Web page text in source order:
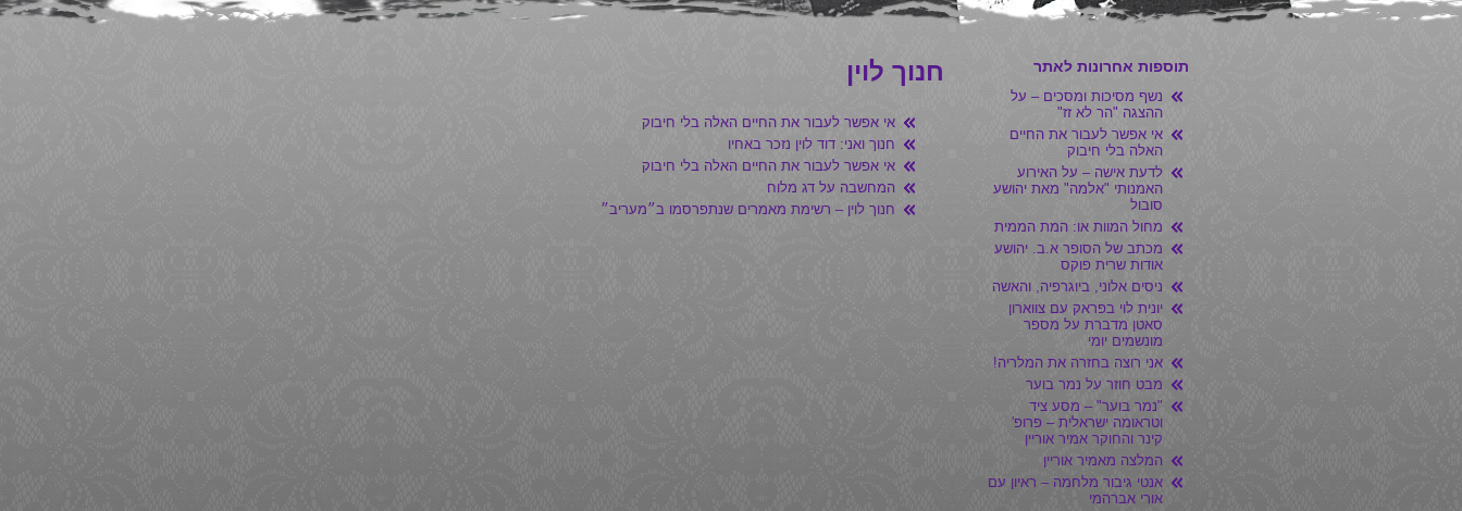
תוספות אחרונות לאתר
נשף מסיכות ומסכים – על
ההצגה "הר לא זז"
אי אפשר לעבור את החיים
האלה בלי חיבוק
לדעת אישה – על האירוע
האמנותי "אלמה" מאת יהושע
סובול
מחול המוות או: המת הממית
מכתב של הסופר א.ב. יהושע
אודות שרית פוקס
ניסים אלוני, ביוגרפיה, והאשה
יונית לוי בפראק עם צווארון
סאטן מדברת על מספר
מונשמים יומי
אני רוצה בחזרה את המלריה!
מבט חוזר על נמר בוער
"נמר בוער" – מסע ציד
וטראומה ישראלית – פרופ'
קינר והחוקר אמיר אוריין
המלצה מאמיר אוריין
אנטי גיבור מלחמה – ראיון עם
אורי אברהמי
חנוך לוין
אי אפשר לעבור את החיים האלה בלי חיבוק
חנוך ואני: דוד לוין נזכר באחיו
אי אפשר לעבור את החיים האלה בלי חיבוק
המחשבה על דג מלוח
חנוך לוין – רשימת מאמרים שנתפרסמו ב״מעריב״